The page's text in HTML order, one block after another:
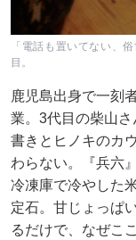
「電話も置いてない、
目。
鹿児島出身で一刻
業。3代目の柴山
書きとヒノキのカ
わらない。『兵六
冷凍庫で冷やした
定石。甘じょっぱ
るだけで、なぜこ